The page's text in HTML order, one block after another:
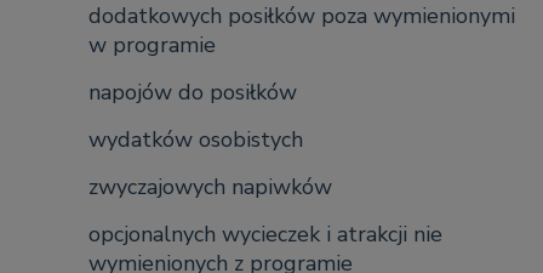
dodatkowych posiłków poza wymienionymi
w programie
napojów do posiłków
wydatków osobistych
zwyczajowych napiwków
opcjonalnych wycieczek i atrakcji nie
wymienionych z programie